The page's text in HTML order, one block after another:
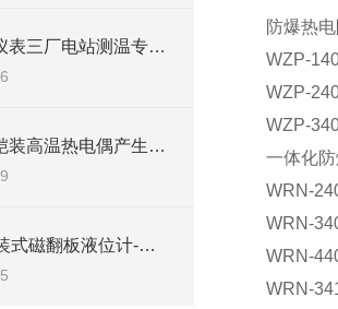
上海自动化仪表三厂电站测温专用热电偶图文详解
上自仪三厂铠装高温热电偶产生误差的原因和解决方法
UHZ系列顶装式磁翻板液位计-上海自动化五厂
防爆热
WZP-
WZP-
WZP-
一体化
WRN-
WRN-
WRN-
WRN-